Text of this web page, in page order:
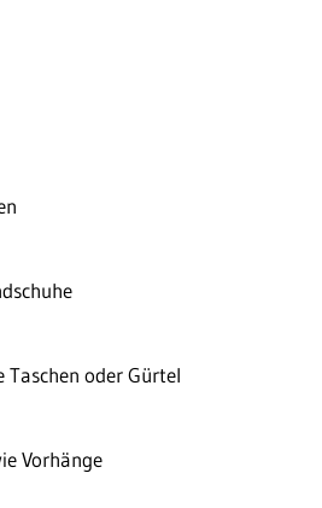
Taschen oder Gürtel
Vorhänge